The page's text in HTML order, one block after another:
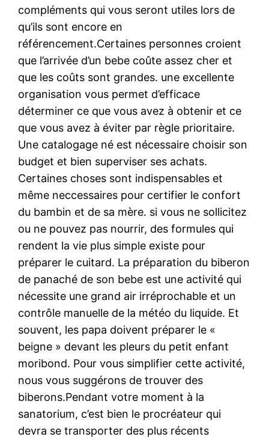
compléments qui vous seront utiles lors de
qu’ils sont encore en
référencement.Certaines personnes croient
que l’arrivée d’un bebe coûte assez cher et
que les coûts sont grandes. une excellente
organisation vous permet d’efficace
déterminer ce que vous avez à obtenir et ce
que vous avez à éviter par règle prioritaire.
Une catalogage né est nécessaire choisir son
budget et bien superviser ses achats.
Certaines choses sont indispensables et
même neccessaires pour certifier le confort
du bambin et de sa mère. si vous ne sollicitez
ou ne pouvez pas nourrir, des formules qui
rendent la vie plus simple existe pour
préparer le cuitard. La préparation du biberon
de panaché de son bebe est une activité qui
nécessite une grand air irréprochable et un
contrôle manuelle de la météo du liquide. Et
souvent, les papa doivent préparer le «
beigne » devant les pleurs du petit enfant
moribond. Pour vous simplifier cette activité,
nous vous suggérons de trouver des
biberons.Pendant votre moment à la
sanatorium, c’est bien le procréateur qui
devra se transporter des plus récents